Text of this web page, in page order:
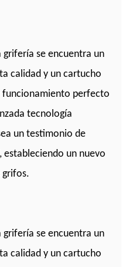
grifería se encuentra un
calidad y un cartucho
funcionamiento perfecto
tecnología
un testimonio de
un nuevo
grifos.
grifería se encuentra un
calidad y un cartucho